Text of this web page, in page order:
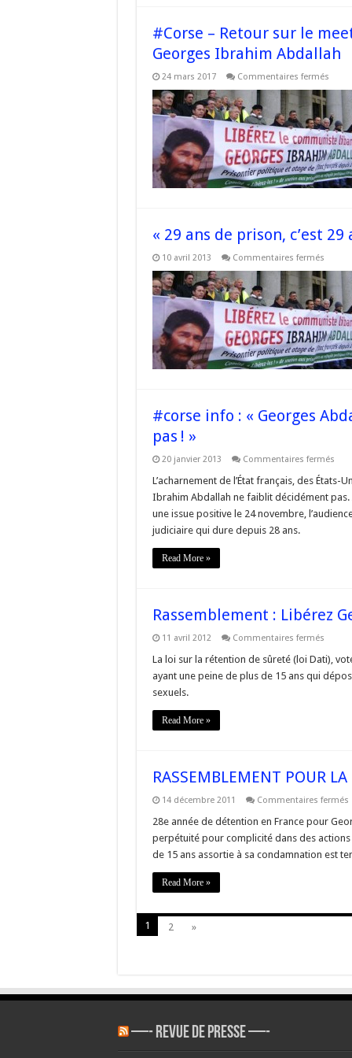
#Corse – Retour sur le
Georges Ibrahim Abdallah
24 mars 2017 Commentaires ferméssur
sur
le
du
18
mars
pour
la
« 29 ans de prison, c’est 29
10 avril 2013 Commentaires ferméssur
ans
de
prison,
c’est
29
ans
de
trop
! »
#corse info : « Georges
pas ! »
20 janvier 2013 Commentaires ferméssur
info
«
:
L’acharnement de l’État français, des
Ibrahim Abdallah ne faiblit décidément
une issue positive le 24 novembre,
judiciaire qui dure depuis 28 ans.
Read More »
Rassemblement : Libérez
11 avril 2012 Commentaires ferméssur
:
Libérez
La loi sur la rétention de sûreté (loi Dati),
ayant une peine de plus de 15 ans qui
sexuels.
Read More »
RASSEMBLEMENT POUR
14 décembre 2011 Commentaires fermés
28e année de détention en France pour
perpétuité pour complicité dans des actions
de 15 ans assortie à sa condamnation est
Read More »
1 2 »
—- REVUE DE PRESSE —-